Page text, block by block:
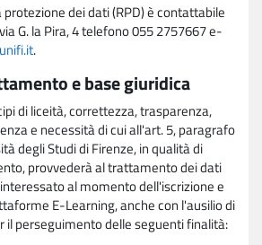
protezione dei dati (RPD) è contattabile
G. la Pira, 4 telefono 055 2757667 e-
.
e base giuridica
di liceità, correttezza, trasparenza,
e necessità di cui all'art. 5, paragrafo
degli Studi di Firenze, in qualità di
provvederà al trattamento dei dati
al momento dell'iscrizione e
E-Learning, anche con l'ausilio di
il perseguimento delle seguenti finalità: